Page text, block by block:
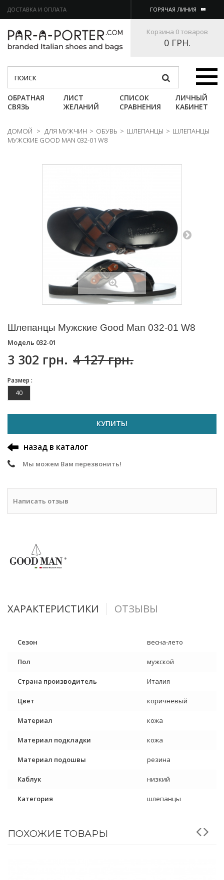
ДОСТАВКА И ОПЛАТА ГОРЯЧАЯ ЛИНИЯ
Корзина 0 товаров
0 ГРН.
Категории
ОБРАТНАЯ
СВЯЗЬ
ЛИСТ
ЖЕЛАНИЙ
СПИСОК
СРАВНЕНИЯ
ЛИЧНЫЙ
КАБИНЕТ
ДОМОЙ > ДЛЯ МУЖЧИН > ОБУВЬ > ШЛЕПАНЦЫ > ШЛЕПАНЦЫ
МУЖСКИЕ GOOD MAN 032-01 W8
Шлепанцы Мужские Good Man 032-01 W8
Модель 032-01
3 302 грн. 4 127 грн.
Размер :
40
КУПИТЬ!
назад в каталог
Мы можем Вам перезвонить!
Написать отзыв
ХАРАКТЕРИСТИКИ ОТЗЫВЫ
Сезон весна-лето
Пол мужской
Страна производитель Италия
Цвет коричневый
Материал кожа
Материал подкладки кожа
Материал подошвы резина
Каблук низкий
Категория шлепанцы
ПОХОЖИЕ ТОВАРЫ